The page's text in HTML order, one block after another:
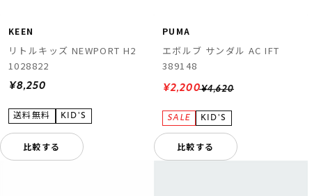
ムラサキスポーツ 公式アプリ
KEEN
リトルキッズ NEWPORT H2
1028822
¥8,250
比較する
PUMA
エボルブ サンダル AC IFT
389148
¥4,620
¥2,200
比較する